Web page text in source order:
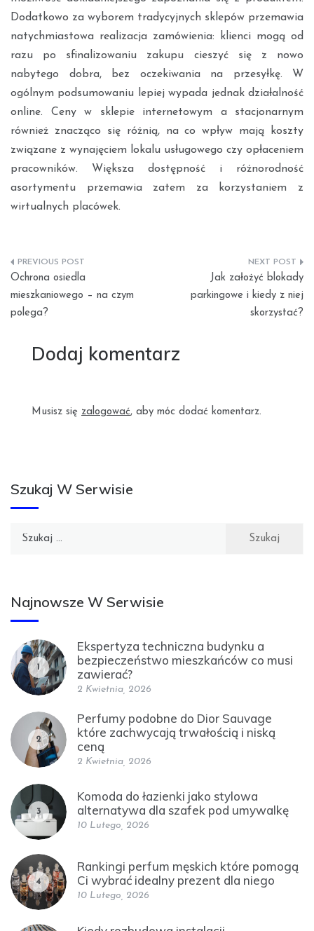
Dodatkowo za wyborem tradycyjnych sklepów przemawia
natychmiastowa realizacja zamówienia: klienci mogą od
razu po sfinalizowaniu zakupu cieszyć się z nowo
nabytego dobra, bez oczekiwania na przesyłkę. W
ogólnym podsumowaniu lepiej wypada jednak działalność
online. Ceny w sklepie internetowym a stacjonarnym
również znacząco się różnią, na co wpływ mają koszty
związane z wynajęciem lokalu usługowego czy opłaceniem
pracowników. Większa dostępność i różnorodność
asortymentu przemawia zatem za korzystaniem z
wirtualnych placówek.
Nawigacja
wpisu
Ochrona osiedla
mieszkaniowego – na czym
polega?
Jak założyć blokady
parkingowe i kiedy z niej
skorzystać?
Dodaj komentarz
Musisz się zalogować, aby móc dodać komentarz.
Szukaj W Serwisie
Szukaj:
Najnowsze W Serwisie
1
Ekspertyza techniczna budynku a
bezpieczeństwo mieszkańców co musi
zawierać?
2 Kwietnia, 2026
2
Perfumy podobne do Dior Sauvage
które zachwycają trwałością i niską
ceną
2 Kwietnia, 2026
3
Komoda do łazienki jako stylowa
alternatywa dla szafek pod umywalkę
10 Lutego, 2026
4
Rankingi perfum męskich które pomogą
Ci wybrać idealny prezent dla niego
10 Lutego, 2026